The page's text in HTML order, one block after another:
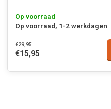
Op voorraad
Op voorraad, 1-2 werkdagen
€29,95
€15,95